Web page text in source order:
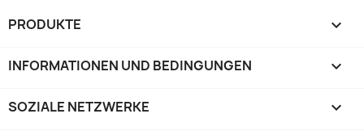
PRODUKTE 
INFORMATIONEN UND BEDINGUNGEN 
SOZIALE NETZWERKE 